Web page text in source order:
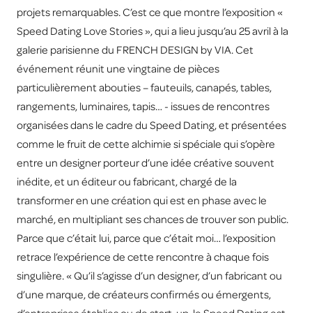
projets remarquables. C’est ce que montre l’exposition «
Speed Dating Love Stories », qui a lieu jusqu’au 25 avril à la
galerie parisienne du FRENCH DESIGN by VIA. Cet
événement réunit une vingtaine de pièces
particulièrement abouties – fauteuils, canapés, tables,
rangements, luminaires, tapis… - issues de rencontres
organisées dans le cadre du Speed Dating, et présentées
comme le fruit de cette alchimie si spéciale qui s’opère
entre un designer porteur d’une idée créative souvent
inédite, et un éditeur ou fabricant, chargé de la
transformer en une création qui est en phase avec le
marché, en multipliant ses chances de trouver son public.
Parce que c’était lui, parce que c’était moi… l’exposition
retrace l’expérience de cette rencontre à chaque fois
singulière. « Qu’il s’agisse d’un designer, d’un fabricant ou
d’une marque, de créateurs confirmés ou émergents,